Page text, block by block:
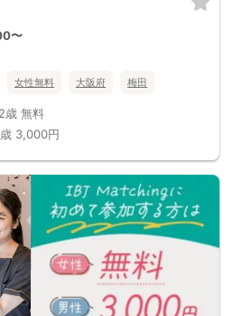
〜
女性無料 大阪府 梅田
歳 無料
3,000円